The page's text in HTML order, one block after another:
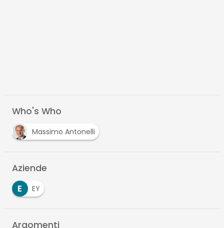
Who's Who
Massimo Antonelli
Aziende
E
EY
Argomenti